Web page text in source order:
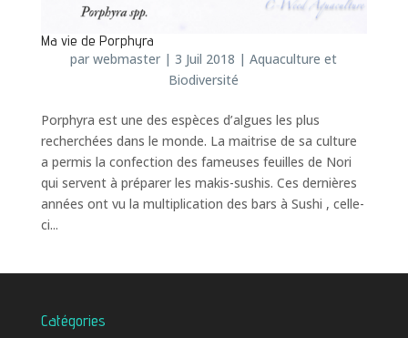
Ma vie de Porphyra
parwebmaster |3 Juil 2018 |Aquaculture et
Biodiversité
Porphyra est une des espèces d’algues les plus
recherchées dans le monde. La maitrise de sa culture
a permis la confection des fameuses feuilles de Nori
qui servent à préparer les makis-sushis. Ces dernières
années ont vu la multiplication des bars à Sushi , celle-
ci...
Catégories